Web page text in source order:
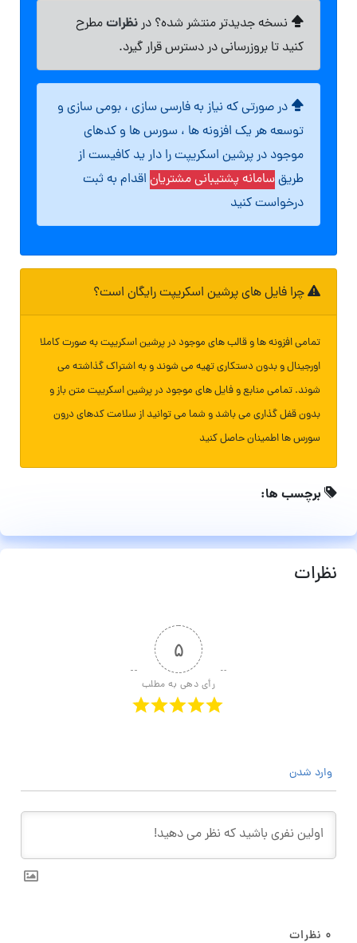
نسخه جدیدتر منتشر شده؟ درنظراتمطرح
کنید تا بروزرسانی در دسترس قرار گیرد.
در صورتی که نیاز به فارسی سازی ، بومی سازی و
توسعه هر یک افزونه ها ، سورس ها و کدهای
موجود در پرشین اسکریپت را دار ید کافیست از
طریقسامانه پشتیبانی مشتریان اقدام به ثبت
درخواست کنید
چرا فایل های پرشین اسکریپت رایگان است؟
تمامی افزونه ها و قالب های موجود در پرشین اسکریپت به صورت کاملا
اورجینال و بدون دستکاری تهیه می شوند و به اشتراک گذاشته می
شوند. تمامی منابع و فایل های موجود در پرشین اسکریپت متن باز و
بدون قفل گذاری می باشد و شما می توانید از سلامت کدهای درون
سورس ها اطمینان حاصل کنید
برچسب ها:
نظرات
۵
رأی دهی به مطلب
وارد شدن
۰ نظرات